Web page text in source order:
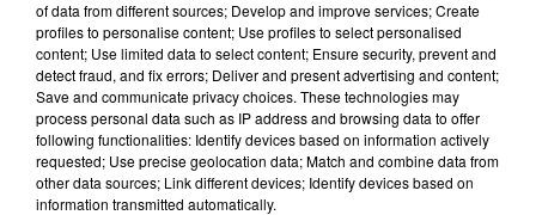
de ce qu'il doit à l'Etat brésilien. Auquel cas il pourrait
ne plus remettre les pieds sans son pays.
of data from different sources; Develop and improve services; Create
profiles to personalise content; Use profiles to select personalised
content; Use limited data to select content; Ensure security, prevent and
detect fraud, and fix errors; Deliver and present advertising and content;
Save and communicate privacy choices. These technologies may
process personal data such as IP address and browsing data to offer
following functionalities: Identify devices based on information actively
requested; Use precise geolocation data; Match and combine data from
other data sources; Link different devices; Identify devices based on
information transmitted automatically.